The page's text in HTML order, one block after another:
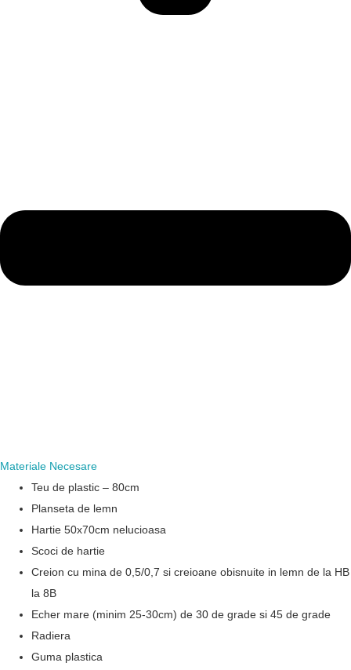
Materiale Necesare
Teu de plastic – 80cm
Planseta de lemn
Hartie 50x70cm nelucioasa
Scoci de hartie
Creion cu mina de 0,5/0,7 si creioane obisnuite in lemn de la HB
la 8B
Echer mare (minim 25-30cm) de 30 de grade si 45 de grade
Radiera
Guma plastica